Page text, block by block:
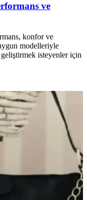
ve
konfor ve
modelleriyle
isteyenler için